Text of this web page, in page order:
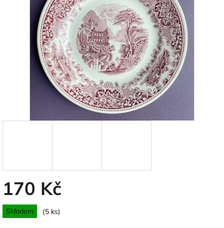
170 Kč
Měrná
cena:
Skladem (5 ks)